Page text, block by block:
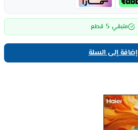
متبقي 5 قطع
إضافة إلى السلة